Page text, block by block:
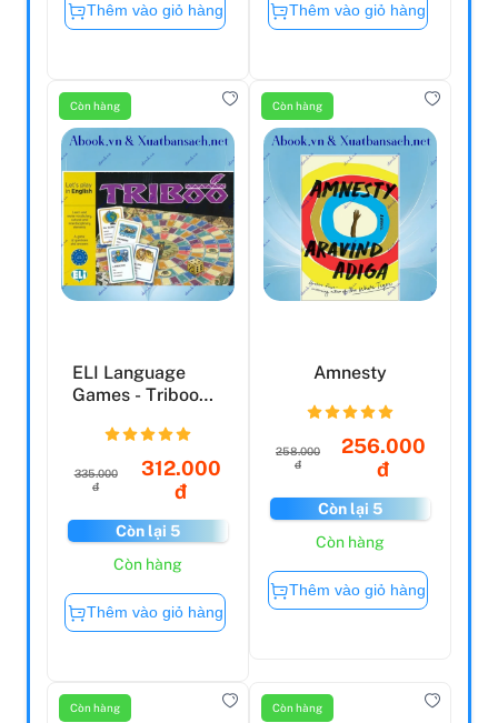
Thêm vào giỏ hàng Thêm vào giỏ hàng
Còn hàng
ELI Language
Games - Triboo
335.000
đ
312.000
đ
Còn lại 5
Còn hàng
Thêm vào giỏ hàng
Còn hàng
Amnesty
258.000
đ
256.000
đ
Còn lại 5
Còn hàng
Thêm vào giỏ hàng
Còn hàng Còn hàng